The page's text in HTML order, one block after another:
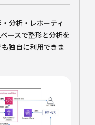
分析・レポーティ
ースで整形と分析を
独自に利用できま